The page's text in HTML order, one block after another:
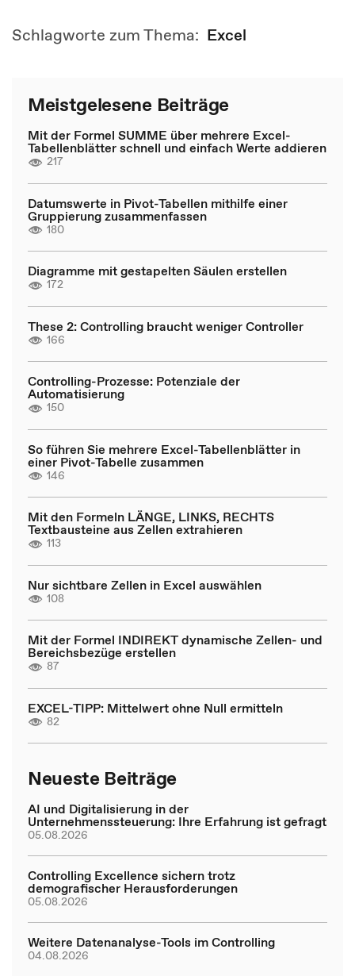
Schlagworte zum Thema: Excel
Meistgelesene Beiträge
Mit der Formel SUMME über mehrere Excel-
Tabellenblätter schnell und einfach Werte addieren
217
Datumswerte in Pivot-Tabellen mithilfe einer
Gruppierung zusammenfassen
180
Diagramme mit gestapelten Säulen erstellen
172
These 2: Controlling braucht weniger Controller
166
Controlling-Prozesse: Potenziale der
Automatisierung
150
So führen Sie mehrere Excel-Tabellenblätter in
einer Pivot-Tabelle zusammen
146
Mit den Formeln LÄNGE, LINKS, RECHTS
Textbausteine aus Zellen extrahieren
113
Nur sichtbare Zellen in Excel auswählen
108
Mit der Formel INDIREKT dynamische Zellen- und
Bereichsbezüge erstellen
87
EXCEL-TIPP: Mittelwert ohne Null ermitteln
82
Neueste Beiträge
AI und Digitalisierung in der
Unternehmenssteuerung: Ihre Erfahrung ist gefragt
05.08.2026
Controlling Excellence sichern trotz
demografischer Herausforderungen
05.08.2026
Weitere Datenanalyse-Tools im Controlling
04.08.2026